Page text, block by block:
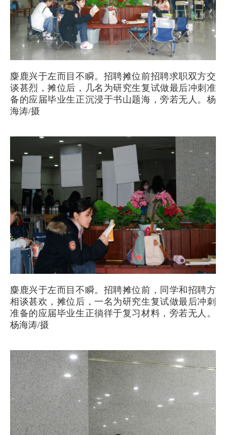
麋鹿兴于左而目不瞬。招聘摊位前招聘求职双方交
谈甚烈，摊位后，几名为研究生复试做最后冲刺准
备的应届毕业生正沉浸于书山题海，旁若无人。杨
海涛/摄
麋鹿兴于左而目不瞬。招聘摊位前，同学和招聘方
相谈甚欢，摊位后，一名为研究生复试做最后冲刺
准备的应届毕业生正徜徉于复习材料，旁若无人。
杨海涛/摄